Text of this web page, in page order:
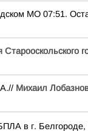
МО 07:51.
Михаил
г. Белгороде,